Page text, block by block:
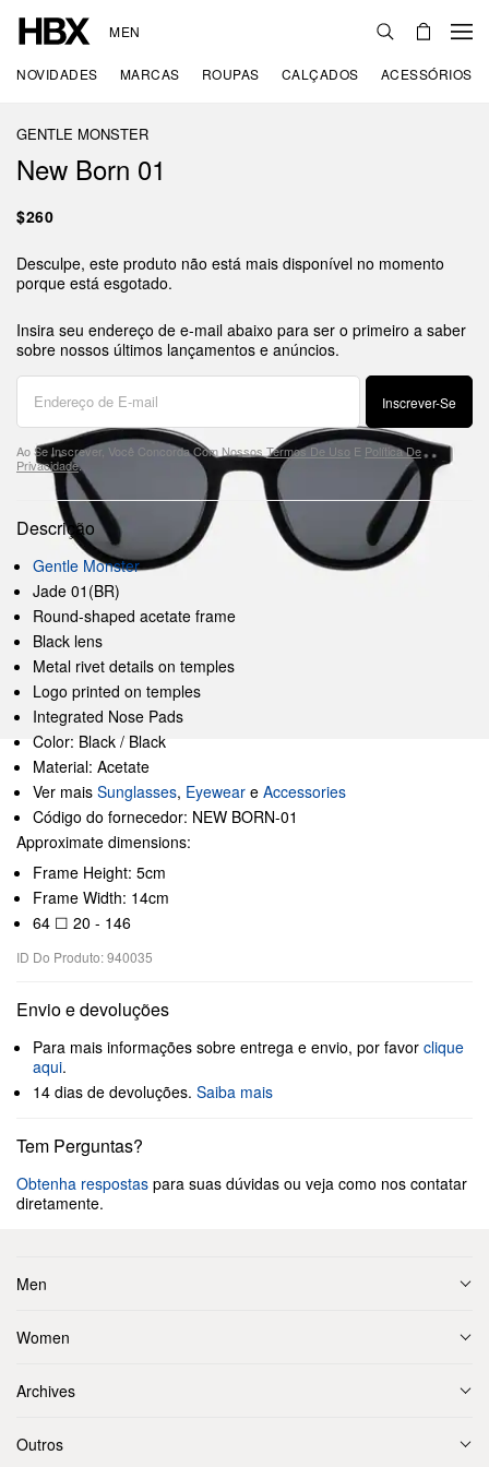
MEN
NOVIDADES MARCAS ROUPAS CALÇADOS ACESSÓRIOS
GENTLE MONSTER
New Born 01
$260
Desculpe, este produto não está mais disponível no momento
porque está esgotado.
Insira seu endereço de e-mail abaixo para ser o primeiro a saber
sobre nossos últimos lançamentos e anúncios.
Inscrever-Se
Ao Se Inscrever, Você Concorda Com Nossos Termos De Uso E Política De
Privacidade.
Descrição
Gentle Monster
Jade 01(BR)
Round-shaped acetate frame
Black lens
Metal rivet details on temples
Logo printed on temples
Integrated Nose Pads
Color: Black / Black
Material: Acetate
Ver mais Sunglasses, Eyewear e Accessories
Código do fornecedor: NEW BORN-01
Approximate dimensions:
Frame Height: 5cm
Frame Width: 14cm
64 ☐ 20 - 146
ID Do Produto: 940035
Envio e devoluções
Para mais informações sobre entrega e envio, por favor clique
aqui.
14 dias de devoluções. Saiba mais
Tem Perguntas?
Obtenha respostas para suas dúvidas ou veja como nos contatar
diretamente.
Men
Women
Archives
Outros